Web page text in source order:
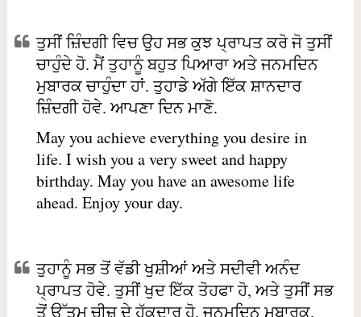
ਤੁਸੀਂ ਜ਼ਿੰਦਗੀ ਵਿਚ ਉਹ ਸਭ ਕੁਝ ਪ੍ਰਾਪਤ ਕਰੋ ਜੋ ਤੁਸੀਂ
ਚਾਹੁੰਦੇ ਹੋ. ਮੈਂ ਤੁਹਾਨੂੰ ਬਹੁਤ ਪਿਆਰਾ ਅਤੇ ਜਨਮਦਿਨ
ਮੁਬਾਰਕ ਚਾਹੁੰਦਾ ਹਾਂ. ਤੁਹਾਡੇ ਅੱਗੇ ਇੱਕ ਸ਼ਾਨਦਾਰ
ਜ਼ਿੰਦਗੀ ਹੋਵੇ. ਆਪਣਾ ਦਿਨ ਮਾਣੋ.
May you achieve everything you desire in
life. I wish you a very sweet and happy
birthday. May you have an awesome life
ahead. Enjoy your day.
ਤੁਹਾਨੂੰ ਸਭ ਤੋਂ ਵੱਡੀ ਖੁਸ਼ੀਆਂ ਅਤੇ ਸਦੀਵੀ ਅਨੰਦ
ਪ੍ਰਾਪਤ ਹੋਵੇ. ਤੁਸੀਂ ਖੁਦ ਇੱਕ ਤੋਹਫਾ ਹੋ, ਅਤੇ ਤੁਸੀਂ ਸਭ
ਤੋਂ ਉੱਤਮ ਚੀਜ਼ ਦੇ ਹੱਕਦਾਰ ਹੋ. ਜਨਮਦਿਨ ਮੁਬਾਰਕ.